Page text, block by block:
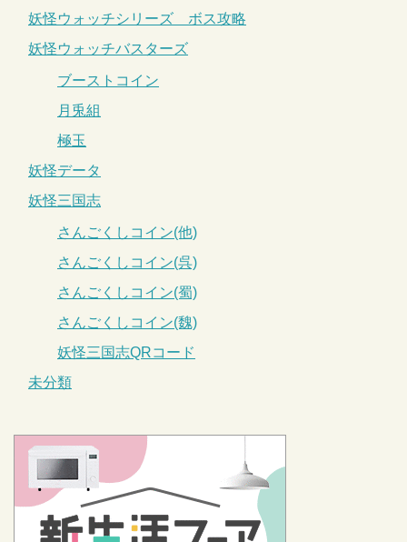
妖怪ウォッチシリーズ ボス攻略
妖怪ウォッチバスターズ
ブーストコイン
月兎組
極玉
妖怪データ
妖怪三国志
さんごくしコイン(他)
さんごくしコイン(呉)
さんごくしコイン(蜀)
さんごくしコイン(魏)
妖怪三国志QRコード
未分類